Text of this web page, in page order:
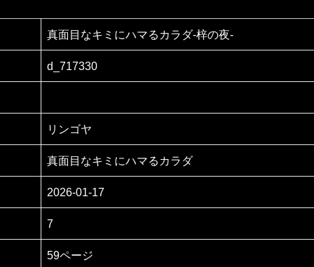
真面目なキミにハマるカラダ‐梓の夜‐
d_717330
リンゴヤ
真面目なキミにハマるカラダ
2026-01-17
7
59ページ